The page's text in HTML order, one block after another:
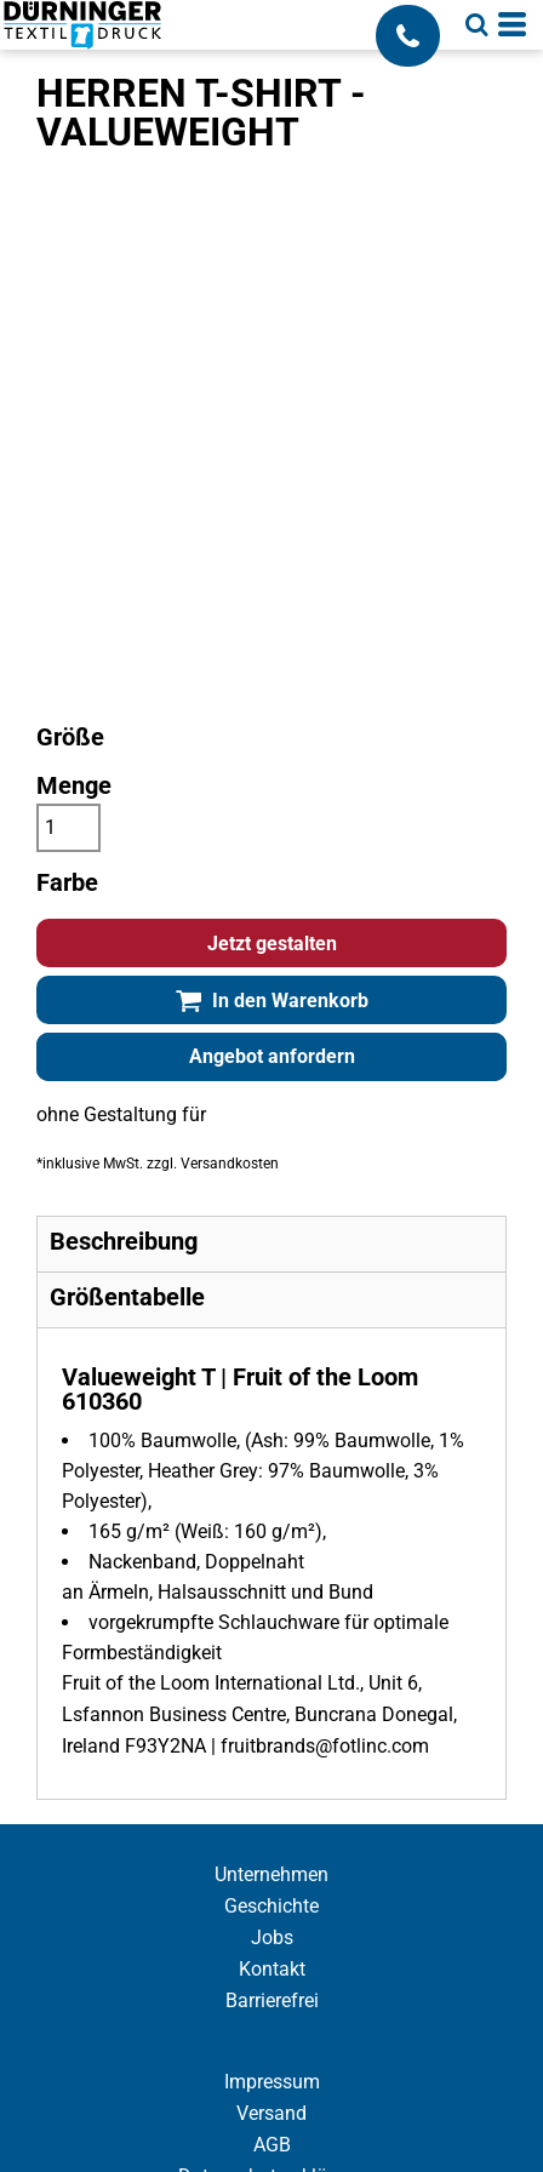
;
HERREN T-SHIRT -
VALUEWEIGHT
Farbe
Größe
Menge
Jetzt gestalten
In den Warenkorb
ohne Gestaltung für
*inklusive MwSt. zzgl. Versandkosten
Beschreibung
Größentabelle
Valueweight T | Fruit of the Loom
610360
100% Baumwolle, (Ash: 99% Baumwolle, 1%
Polyester, Heather Grey: 97% Baumwolle, 3%
Polyester),
165 g/m² (Weiß: 160 g/m²),
Nackenband, Doppelnaht
an Ärmeln, Halsausschnitt und Bund
vorgekrumpfte Schlauchware für optimale
Formbeständigkeit
Fruit of the Loom International Ltd., Unit 6,
Lsfannon Business Centre, Buncrana Donegal,
Ireland F93Y2NA | fruitbrands@fotlinc.com
Angebot anfordern
Unternehmen
Geschichte
Jobs
Kontakt
Barrierefrei
Impressum
Versand
AGB